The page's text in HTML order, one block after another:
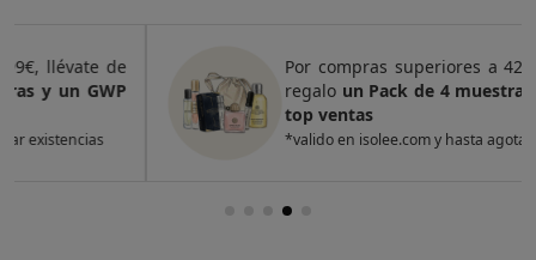
Por compras superiores a 420€, llévate de
regaloun Pack de 4 muestras y 2 GWP de
top ventas
*valido en isolee.com y hasta agotar existencias